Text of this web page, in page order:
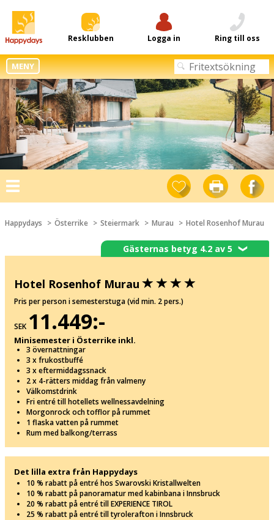
Resklubben Logga in Ring till oss
MENY
Toggle
navigation
Happydays Österrike Steiermark Murau Hotel Rosenhof Murau
Gästernas betyg 4.2 av 5❯
Hotel Rosenhof Murau
Pris per person i semesterstuga (vid min. 2 pers.)
SEK 11.449:-
Minisemester i Österrike inkl.
3 övernattningar
3 x frukostbuffé
3 x eftermiddagssnack
2 x 4-rätters middag från valmeny
Välkomstdrink
Fri entré till hotellets wellnessavdelning
Morgonrock och tofflor på rummet
1 flaska vatten på rummet
Rum med balkong/terrass
Det lilla extra från Happydays
10 % rabatt på entré hos Swarovski Kristallwelten
10 % rabatt på panoramatur med kabinbana i Innsbruck
20 % rabatt på entré till EXPERIENCE TIROL
25 % rabatt på entré till tyrolerafton i Innsbruck